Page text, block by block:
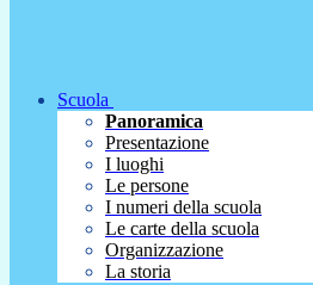
Scuola
Panoramica
Presentazione
I luoghi
Le persone
I numeri della scuola
Le carte della scuola
Organizzazione
La storia